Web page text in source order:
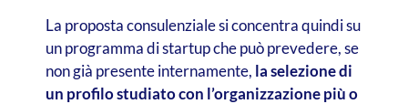
La proposta consulenziale si concentra quindi su
un programma di startup che può prevedere, se
non già presente internamente, la selezione di
un profilo studiato con l’organizzazione più o